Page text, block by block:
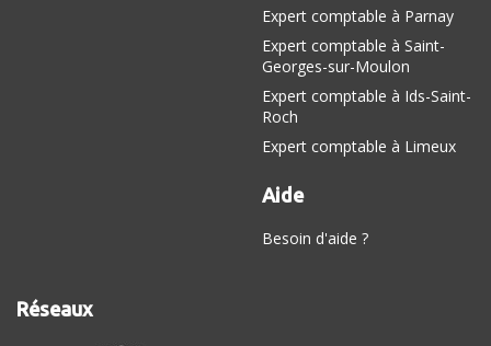
Expert comptable à Parnay
Expert comptable à Saint-
Georges-sur-Moulon
Expert comptable à Ids-Saint-
Roch
Expert comptable à Limeux
Aide
Besoin d'aide ?
Réseaux